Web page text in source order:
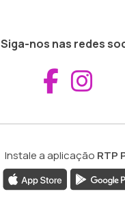
Siga-nos nas redes
Instale a aplicação RTP